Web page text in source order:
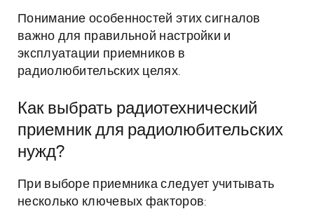
Понимание особенностей этих сигналов
важно для правильной настройки и
эксплуатации приемников в
радиолюбительских целях.
Как выбрать радиотехнический
приемник для радиолюбительских
нужд?
При выборе приемника следует учитывать
несколько ключевых факторов: